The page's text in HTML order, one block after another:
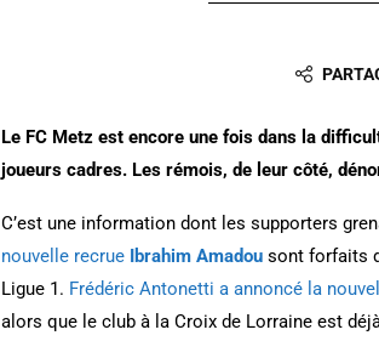
Le FC Metz est encore une fois dans la
joueurs cadres. Les rémois, de leur côté,
C’est une information dont les supporters
nouvelle recrue Ibrahim Amadou sont forfaits
Ligue 1. Frédéric Antonetti a annoncé la
alors que le club à la Croix de Lorraine est